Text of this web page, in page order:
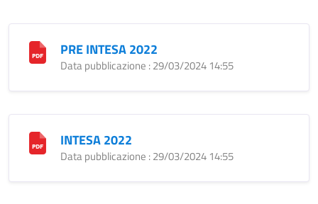
PRE INTESA 2022
Data pubblicazione : 29/03/2024 14:55
INTESA 2022
Data pubblicazione : 29/03/2024 14:55